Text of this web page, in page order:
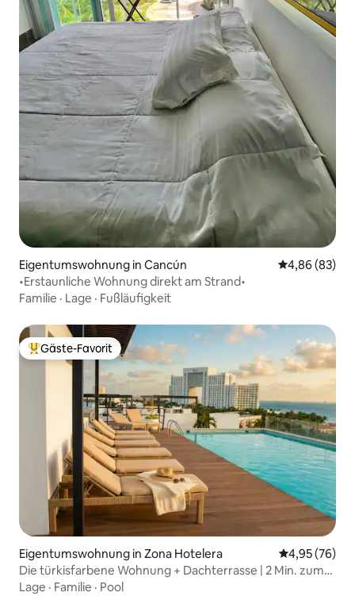
Eigentumswohnung in Cancún
4,86 (83)
•Erstaunliche Wohnung direkt am Strand•
Familie · Lage · Fußläufigkeit
Beliebter Gäste-Favorit.
Gäste-Favorit
Eigentumswohnung in Zona Hotelera
4,95 (76)
Die türkisfarbene Wohnung + Dachterrasse | 2 Min. zum
Strand und zur Fähre
Lage · Familie · Pool